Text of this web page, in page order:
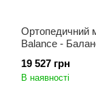
Ортопедичний
Balance -
19 527 грн
В наявності